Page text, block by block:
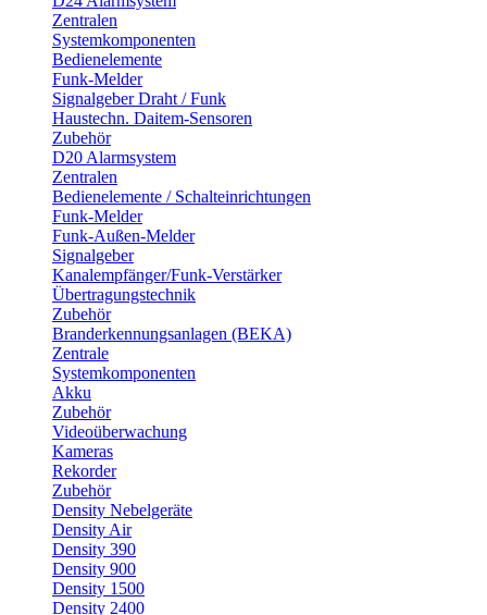
Zentralen
Systemkomponenten
Bedienelemente
Funk-Melder
Signalgeber Draht / Funk
Haustechn. Daitem-Sensoren
Zubehör
D20 Alarmsystem
Zentralen
Bedienelemente / Schalteinrichtungen
Funk-Melder
Funk-Außen-Melder
Signalgeber
Kanalempfänger/Funk-Verstärker
Übertragungstechnik
Zubehör
Branderkennungsanlagen (BEKA)
Zentrale
Systemkomponenten
Akku
Zubehör
Videoüberwachung
Kameras
Rekorder
Zubehör
Density Nebelgeräte
Density Air
Density 390
Density 900
Density 1500
Density 2400